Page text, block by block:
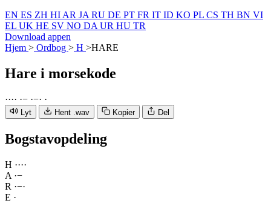
EN ES ZH HI AR JA RU DE PT FR IT ID KO PL CS TH BN VI
EL UK HE SV NO DA UR HU TR
Download appen
Hjem > Ordbog > H >HARE
Hare i morsekode
···· ·− ·−· ·
Lyt Hent .wav Kopier Del
Bogstavopdeling
H ····
A ·−
R ·−·
E ·